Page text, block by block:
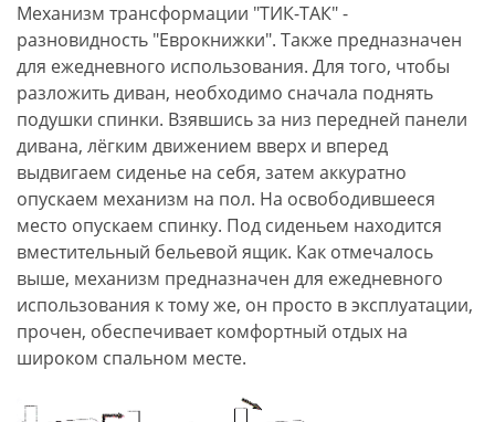
Механизм трансформации "ТИК-ТАК" -
разновидность "Еврокнижки". Также предназначен
для ежедневного использования. Для того, чтобы
разложить диван, необходимо сначала поднять
подушки спинки. Взявшись за низ передней панели
дивана, лёгким движением вверх и вперед
выдвигаем сиденье на себя, затем аккуратно
опускаем механизм на пол. На освободившееся
место опускаем спинку. Под сиденьем находится
вместительный бельевой ящик. Как отмечалось
выше, механизм предназначен для ежедневного
использования к тому же, он просто в эксплуатации,
прочен, обеспечивает комфортный отдых на
широком спальном месте.